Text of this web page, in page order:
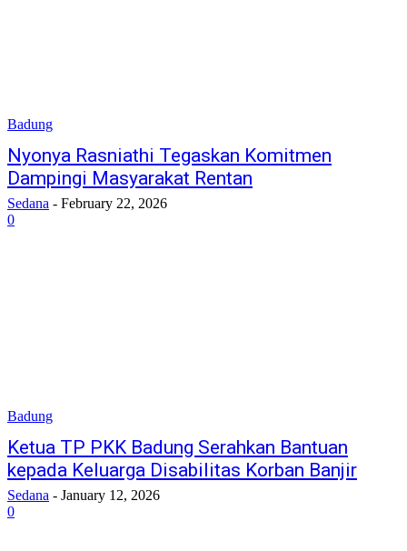
Badung
Nyonya Rasniathi Tegaskan Komitmen
Dampingi Masyarakat Rentan
Sedana - February 22, 2026
0
Badung
Ketua TP PKK Badung Serahkan Bantuan
kepada Keluarga Disabilitas Korban Banjir
Sedana - January 12, 2026
0